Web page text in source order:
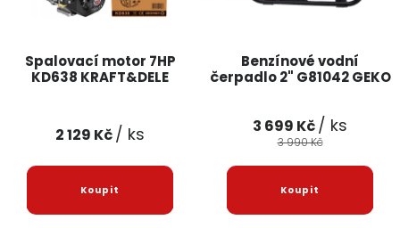
Spalovací motor 7HP
KD638 KRAFT&DELE
2 129 Kč/ ks
Benzínové vodní
čerpadlo 2" G81042 GEKO
3 699 Kč/ ks
3 990 Kč